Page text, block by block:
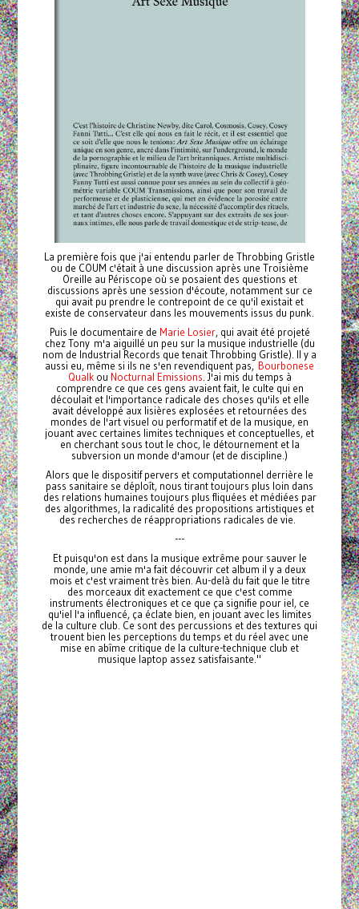
La première fois que j'ai entendu parler de Throbbing Gristle
ou de COUM c'était à une discussion après une Troisième
Oreille au Périscope où se posaient des questions et
discussions après une session d'écoute, notamment sur ce
qui avait pu prendre le contrepoint de ce qu'il existait et
existe de conservateur dans les mouvements issus du punk.
Puis le documentaire de Marie Losier, qui avait été projeté
chez Tony m'a aiguillé un peu sur la musique industrielle (du
nom de Industrial Records que tenait Throbbing Gristle). Il y a
aussi eu, même si ils ne s'en revendiquent pas, Bourbonese
Qualkou Nocturnal Emissions . J'ai mis du temps à
comprendre ce que ces gens avaient fait, le culte qui en
découlait et l'importance radicale des choses qu'ils et elle
avait développé aux lisières explosées et retournées des
mondes de l'art visuel ou performatif et de la musique, en
jouant avec certaines limites techniques et conceptuelles, et
en cherchant sous tout le choc, le détournement et la
subversion un monde d'amour (et de discipline.)
Alors que le dispositif pervers et computationnel derrière le
pass sanitaire se déploît, nous tirant toujours plus loin dans
des relations humaines toujours plus fliquées et médiées par
des algorithmes, la radicalité des propositions artistiques et
des recherches de réappropriations radicales de vie.
---
Et puisqu'on est dans la musique extrême pour sauver le
monde, une amie m'a fait découvrir cet album il y a deux
mois et c'est vraiment très bien. Au-delà du fait que le titre
des morceaux dit exactement ce que c'est comme
instruments électroniques et ce que ça signifie pour iel, ce
qu'iel l'a influencé, ça éclate bien, en jouant avec les limites
de la culture club. Ce sont des percussions et des textures qui
trouent bien les perceptions du temps et du réel avec une
mise en abîme critique de la culture-technique club et
musique laptop assez satisfaisante."